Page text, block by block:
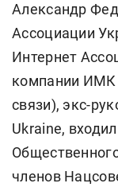
Александр
Ассоциации
Интернет
компании ИМК
связи), экс-
Ukraine,
членов